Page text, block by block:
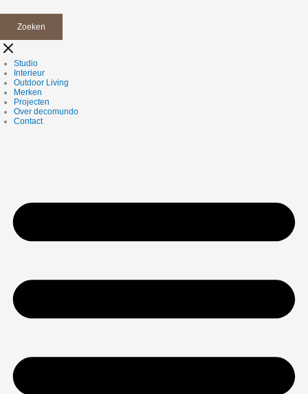
Zoeken
Studio
Interieur
Outdoor Living
Merken
Projecten
Over decomundo
Contact